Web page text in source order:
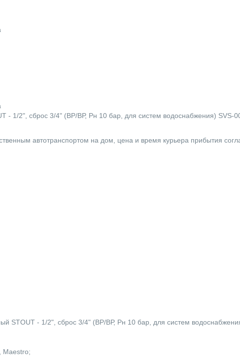
- 1/2", сброс 3/4" (ВР/ВР, Рн 10 бар, для систем водоснабжения) SVS-
автотранспортом на дом, цена и время курьера прибытия
STOUT - 1/2", сброс 3/4" (ВР/ВР, Рн 10 бар, для систем
Maestro;